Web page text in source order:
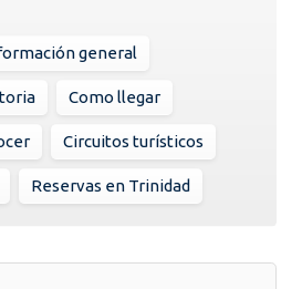
general
Como llegar
Circuitos turísticos
Reservas en Trinidad